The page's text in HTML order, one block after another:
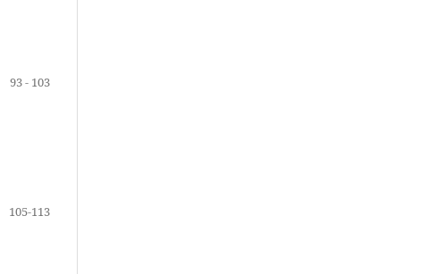
93 - 103
105-113